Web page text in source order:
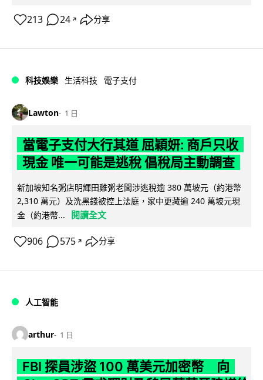
213 24 ↗ 分享
科技娛樂 生活科技 電子支付
Lawton 1 日
當電子支付大行其道 屈穎妍: 商戶只收
現金 唯一可能是逃稅 倡稅局主動調查
新加坡知名粥店明輝田雞粥老闆涉逃稅逾 380 萬坡元（約港幣
2,310 萬元）及洗黑錢被控上法庭，家中更藏逾 240 萬坡元現
金（約港幣...
閱讀全文
906 575 ↗ 分享
人工智能
arthur 1 日
FBI 探員涉盜 100 萬美元加密幣 向